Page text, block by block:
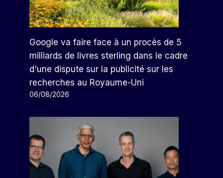
Google va faire face à un procès de 5
milliards de livres sterling dans le cadre
d'une dispute sur la publicité sur les
recherches au Royaume-Uni
06/08/2026